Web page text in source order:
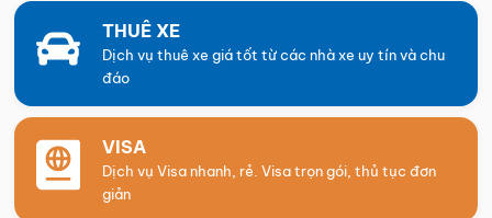
THUÊ XE
Dịch vụ thuê xe giá tốt từ các nhà xe uy tín và chu
đáo
VISA
Dịch vụ Visa nhanh, rẻ. Visa trọn gói, thủ tục đơn
giản